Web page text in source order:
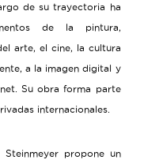
de su trayectoria ha
de la pintura,
arte, el cine, la cultura
a la imagen digital y
Su obra forma parte
internacionales.
Steinmeyer propone un